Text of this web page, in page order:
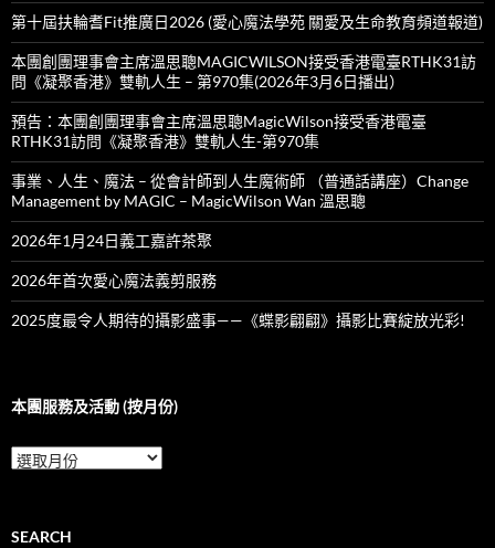
第十屆扶輪耆Fit推廣日2026 (愛心魔法學苑 關愛及生命教育頻道報道)
本團創團理事會主席溫思聰MAGICWILSON接受香港電臺RTHK31訪
問《凝聚香港》雙軌人生 – 第970集(2026年3月6日播出）
預告：本團創團理事會主席溫思聰MagicWilson接受香港電臺
RTHK31訪問《凝聚香港》雙軌人生-第970集
事業、人生、魔法 – 從會計師到人生魔術師 （普通話講座）Change
Management by MAGIC – MagicWilson Wan 溫思聰
2026年1月24日義工嘉許茶聚
2026年首次愛心魔法義剪服務
2025度最令人期待的攝影盛事——《蝶影翩翩》攝影比賽綻放光彩!
本團服務及活動 (按月份)
本
團
及
SEARCH